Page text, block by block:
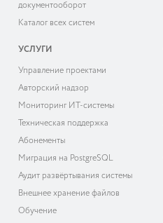
документооборот
Каталог всех систем
УСЛУГИ
Управление проектами
Авторский надзор
Мониторинг ИТ-системы
Техническая поддержка
Абонементы
Миграция на PostgreSQL
Аудит развёртывания системы
Внешнее хранение файлов
Обучение